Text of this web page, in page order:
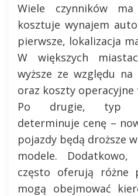
Wiele czynników
kosztuje wynajem
pierwsze, lokalizacja
W większych
wyższe ze względu
oraz koszty
Po drugie, typ
determinuje cenę –
pojazdy będą droższe
modele.
często oferują różne
mogą obejmować